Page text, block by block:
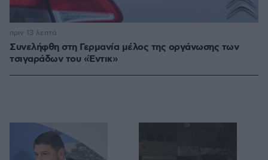
Συνελήφθη στη Γερμανία μέλος της οργάνωσης των
τσιγαράδων του «Έντικ»
πριν 13 λεπτά